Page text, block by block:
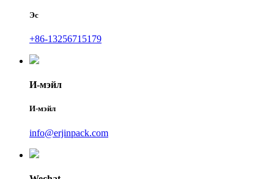
Эс
+86-13256715179
И-мэйл
И-мэйл
info@erjinpack.com